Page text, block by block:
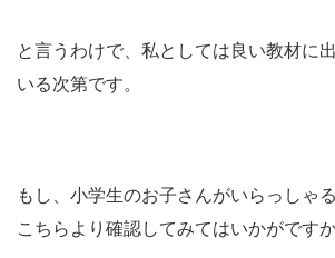
と言うわけで、私としては良い教材に
いる次第です。
もし、小学生のお子さんがいらっしゃ
こちらより確認してみてはいかがですか